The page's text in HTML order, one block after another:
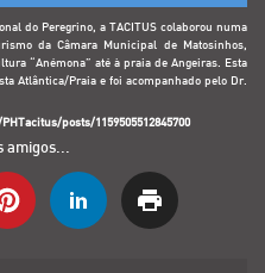
do Peregrino, a TACITUS colaborou numa
da Câmara Municipal de Matosinhos,
“Anémona” até à praia de Angeiras. Esta
Atlântica/Praia e foi acompanhado pelo Dr.
posts/1159505512845700
amigos...